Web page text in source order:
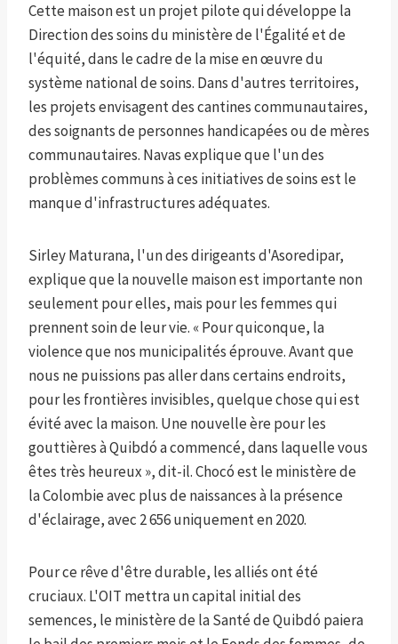
Cette maison est un projet pilote qui développe la
Direction des soins du ministère de l'Égalité et de
l'équité, dans le cadre de la mise en œuvre du
système national de soins. Dans d'autres territoires,
les projets envisagent des cantines communautaires,
des soignants de personnes handicapées ou de mères
communautaires. Navas explique que l'un des
problèmes communs à ces initiatives de soins est le
manque d'infrastructures adéquates.
Sirley Maturana, l'un des dirigeants d'Asoredipar,
explique que la nouvelle maison est importante non
seulement pour elles, mais pour les femmes qui
prennent soin de leur vie. « Pour quiconque, la
violence que nos municipalités éprouve. Avant que
nous ne puissions pas aller dans certains endroits,
pour les frontières invisibles, quelque chose qui est
évité avec la maison. Une nouvelle ère pour les
gouttières à Quibdó a commencé, dans laquelle vous
êtes très heureux », dit-il. Chocó est le ministère de
la Colombie avec plus de naissances à la présence
d'éclairage, avec 2 656 uniquement en 2020.
Pour ce rêve d'être durable, les alliés ont été
cruciaux. L'OIT mettra un capital initial des
semences, le ministère de la Santé de Quibdó paiera